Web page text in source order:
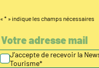
« * » indique les champs nécessaires
J’accepte de recevoir la
Tourisme*